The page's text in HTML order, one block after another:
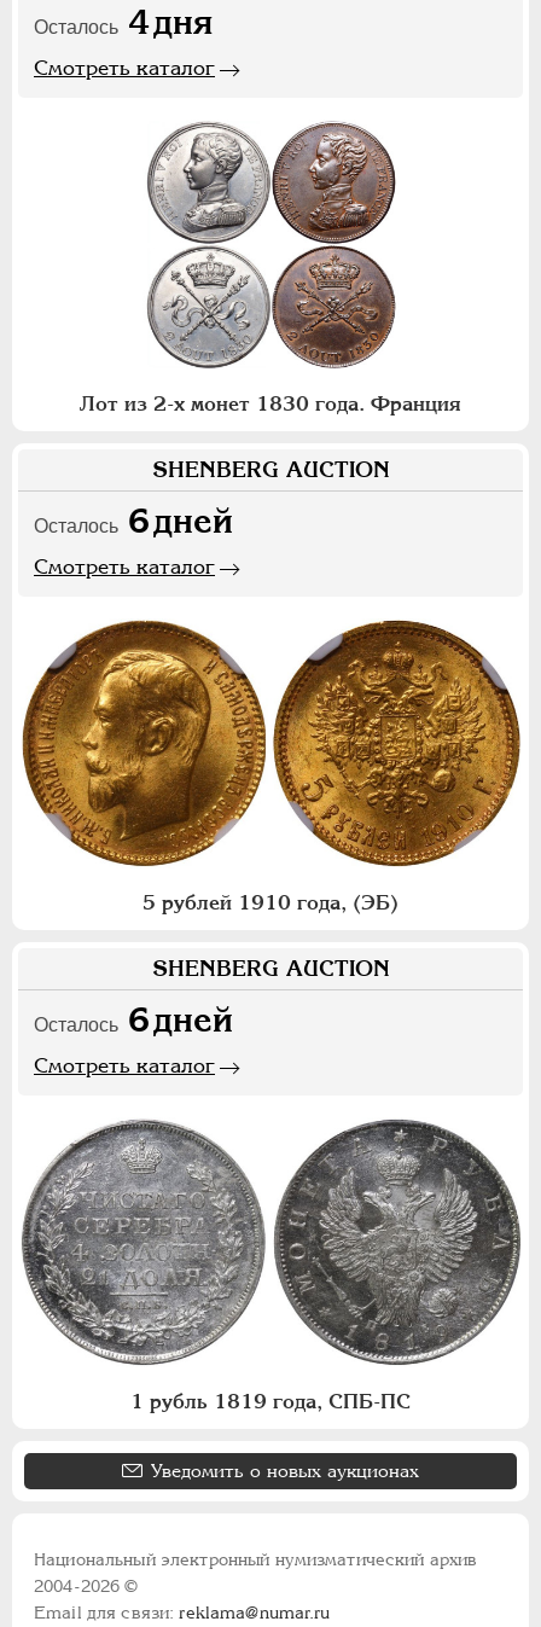
Осталось 4дня
Смотреть каталог
Лот из 2-х монет 1830 года. Франция
SHENBERG AUCTION
Осталось 6дней
Смотреть каталог
5 рублей 1910 года, (ЭБ)
SHENBERG AUCTION
Осталось 6дней
Смотреть каталог
1 рубль 1819 года, СПБ-ПС
Уведомить о новых аукционах
Национальный электронный нумизматический архив
2004-2026 ©
Email для связи:reklama@numar.ru